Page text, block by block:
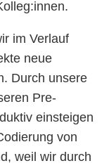
im Verlauf
neue
Durch unsere
Pre-
einsteigen
von
weil wir durch